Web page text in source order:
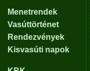
Menetrendek
Vasúttörténet
Rendezvények
Kisvasúti napok